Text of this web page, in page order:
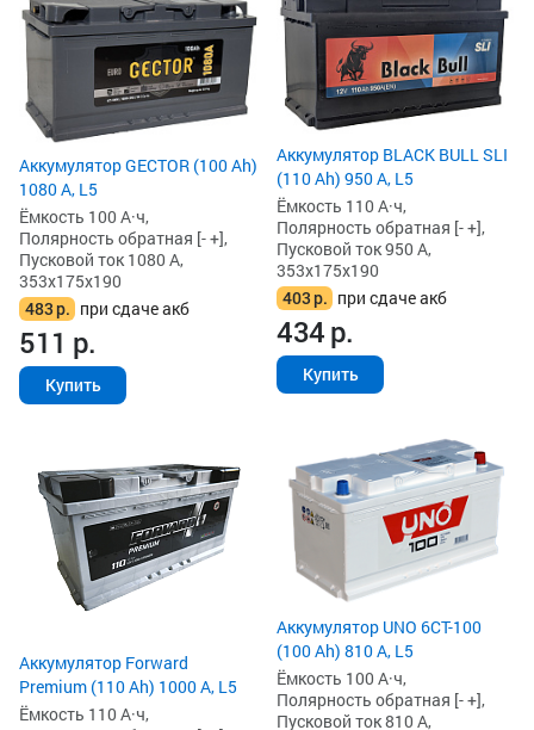
Аккумулятор GECTOR (100 Ah)
1080 А, L5
Ёмкость 100 А·ч,
Полярность обратная [- +],
Пусковой ток 1080 А,
353x175x190
483р. при сдаче акб
511 р.
Купить
Аккумулятор BLACK BULL SLI
(110 Ah) 950 А, L5
Ёмкость 110 А·ч,
Полярность обратная [- +],
Пусковой ток 950 А,
353x175x190
403р. при сдаче акб
434р.
Купить
Аккумулятор Forward
Premium (110 Ah) 1000 А, L5
Ёмкость 110 А·ч,
Аккумулятор UNO 6CT-100
(100 Ah) 810 А, L5
Ёмкость 100 А·ч,
Полярность обратная [- +],
Пусковой ток 810 А,